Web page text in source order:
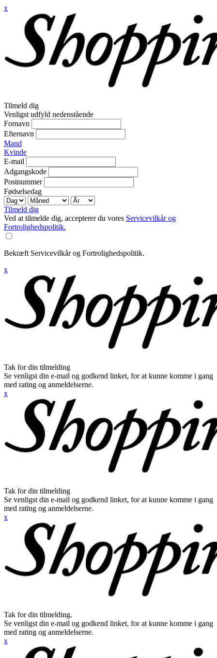
x
Tilmeld dig
Venligst udfyld nedenstående
Fornavn
Efternavn
Mand
Kvinde
E-mail
Adgangskode
Postnummer
Fødselsedag
Tilmeld dig
Ved at tilmelde dig, accepterer du vores Servicevilkår og
Fortrolighedspolitik.
Bekræft Servicevilkår og Fortrolighedspolitik.
x
Tak for din tilmelding
Se venligst din e-mail og godkend linket, for at kunne komme i gang
med rating og anmeldelserne.
x
Tak for din tilmelding
Se venligst din e-mail og godkend linket, for at kunne komme i gang
med rating og anmeldelserne.
x
Tak for din tilmelding.
Se venligst din e-mail og godkend linket, for at kunne komme i gang
med rating og anmeldelserne.
x